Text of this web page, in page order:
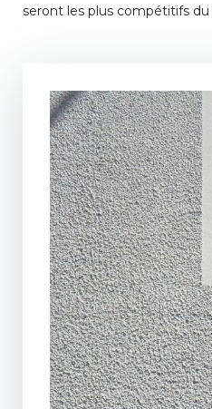
seront les plus compétitifs du